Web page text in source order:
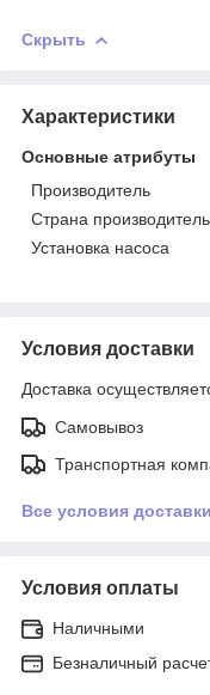
Скрыть
Характеристики
Основные атрибуты
Производитель
Страна производитель
Установка насоса
Условия доставки
Доставка
Самовывоз
Транспортная
Все условия доставки
Условия оплаты
Наличными
Безналичный